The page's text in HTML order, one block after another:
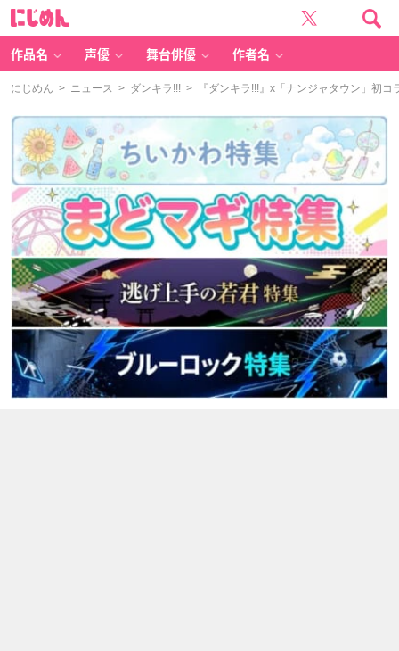
作品名 声優 舞台俳優 作者名
にじめん > ニュース > ダンキラ!!! > 『ダンキラ!!!』x「ナンジャタウン」初コ